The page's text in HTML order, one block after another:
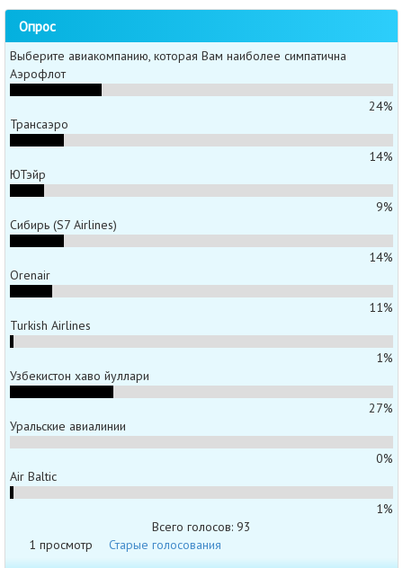
Опрос
Выберите авиакомпанию, которая Вам наиболее симпатична
Аэрофлот
24%
Трансаэро
14%
ЮТэйр
9%
Сибирь (S7 Airlines)
14%
Orenair
11%
Turkish Airlines
1%
Узбекистон хаво йуллари
27%
Уральские авиалинии
0%
Air Baltic
1%
Всего голосов: 93
1 просмотр
Старые голосования